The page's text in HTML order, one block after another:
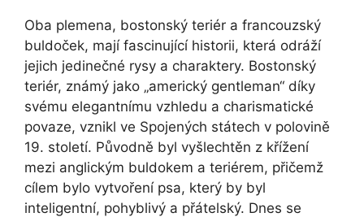
Oba plemena, bostonský teriér a ⁣francouzský
‌buldoček, mají fascinující historii, která odráží
jejich​ jedinečné rysy a charaktery. Bostonský
teriér, známý ‍jako „americký gentleman“ díky
svému elegantnímu vzhledu a charismatické
povaze,⁤ vznikl ve⁣ Spojených státech v polovině
19. století. ⁤Původně byl ⁣vyšlechtěn z křížení
mezi anglickým buldokem a teriérem, přičemž
cílem bylo vytvoření‌ psa, který by byl
inteligentní, pohyblivý a přátelský. Dnes se